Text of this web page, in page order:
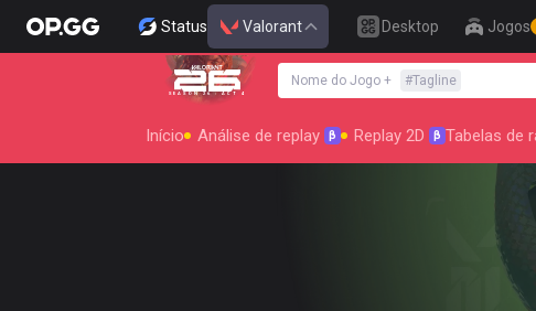
Status Valorant Desktop Jogos
SEASON 26 : ACT 4
Nome do Jogo + #Tagline
Início Análise de replay β Replay 2D β Tabelas de